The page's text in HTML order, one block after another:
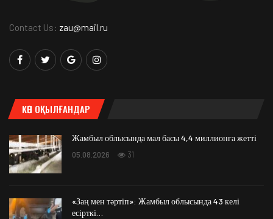
Contact Us: zau@mail.ru
КӨП ОҚЫЛҒАНДАР
Жамбыл облысында мал басы 4,4 миллионға жетті
05.08.2026 31
«Заң мен тәртіп»: Жамбыл облысында 43 келі
есірткі…